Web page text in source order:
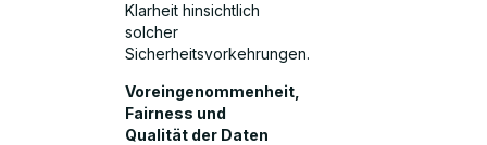
Klarheit hinsichtlich
solcher
Sicherheitsvorkehrungen.
Voreingenommenheit,
Fairness und
Qualität der Daten